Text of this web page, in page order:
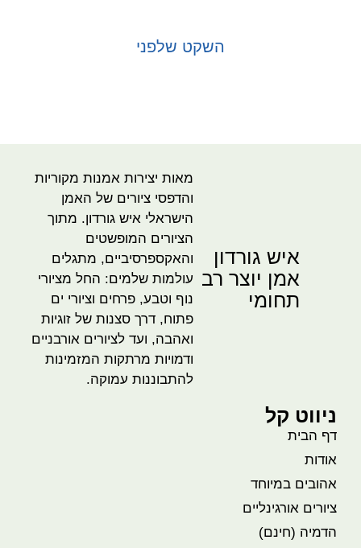
השקט שלפני
איש גורדון
אמן יוצר רב
תחומי
מאות יצירות אמנות מקוריות
והדפסי ציורים של האמן
הישראלי איש גורדון. מתוך
הציורים המופשטים
והאקספרסיביים, מתגלים
עולמות שלמים: החל מציורי
נוף וטבע, פרחים וציורי ים
פתוח, דרך סצנות של זוגיות
ואהבה, ועד לציורים אורבניים
ודמויות מרתקות המזמינות
להתבוננות עמוקה.
ניווט קל
דף הבית
אודות
אהובים במיוחד
ציורים אורגינליים
הדמיה (חינם)